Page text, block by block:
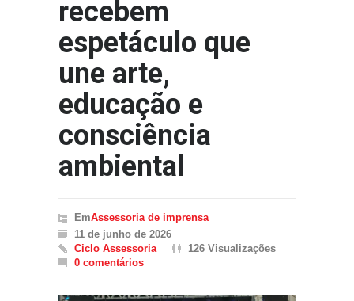
recebem
espetáculo que
une arte,
educação e
consciência
ambiental
EmAssessoria de imprensa
11 de junho de 2026
Ciclo Assessoria
126 Visualizações
0 comentários